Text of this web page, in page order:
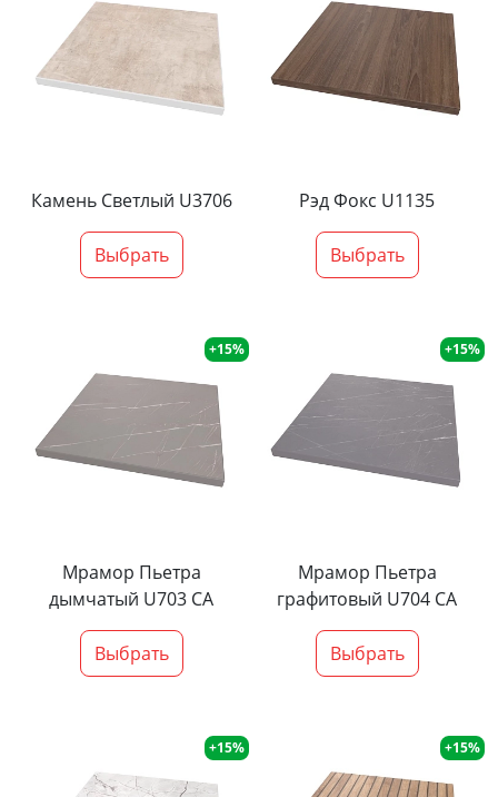
Камень Светлый U3706
Выбрать
Рэд Фокс U1135
Выбрать
+15%
Мрамор Пьетра
дымчатый U703 CA
Выбрать
+15%
Мрамор Пьетра
графитовый U704 CA
Выбрать
+15% +15%